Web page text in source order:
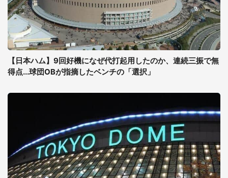
【日本ハム】9回好機になぜ代打起用したのか、連続三振で無
得点...球団OBが指摘したベンチの「選択」